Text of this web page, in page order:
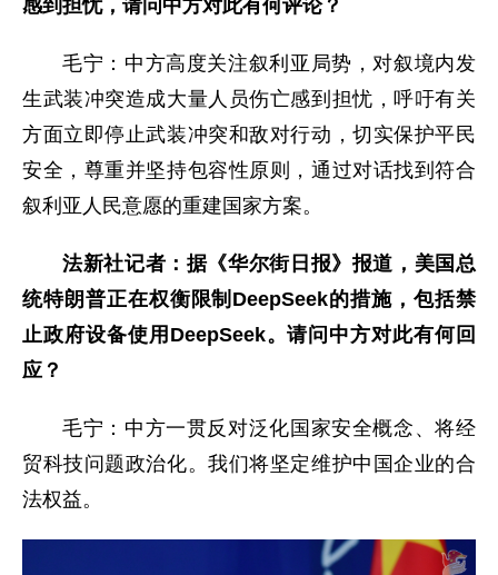
感到担忧，请问中方对此有何评论？
毛宁：中方高度关注叙利亚局势，对叙境内发
生武装冲突造成大量人员伤亡感到担忧，呼吁有关
方面立即停止武装冲突和敌对行动，切实保护平民
安全，尊重并坚持包容性原则，通过对话找到符合
叙利亚人民意愿的重建国家方案。
法新社记者：据《华尔街日报》报道，美国总
统特朗普正在权衡限制DeepSeek的措施，包括禁
止政府设备使用DeepSeek。请问中方对此有何回
应？
毛宁：中方一贯反对泛化国家安全概念、将经
贸科技问题政治化。我们将坚定维护中国企业的合
法权益。